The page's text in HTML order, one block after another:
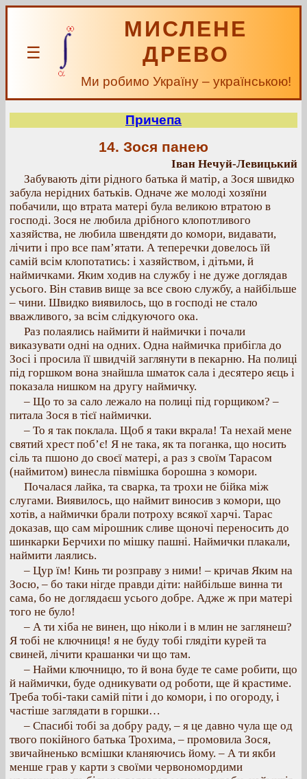
☰
МИСЛЕНЕ
ДРЕВО
Ми робимо Україну – українською!
Причепа
14. Зося панею
Іван Нечуй-Левицький
Забувають діти рідного батька й матір, а Зося швидко
забула нерідних батьків. Одначе же молоді хозяїни
побачили, що втрата матері була великою втратою в
господі. Зося не любила дрібного клопотливого
хазяйства, не любила швендяти до комори, видавати,
лічити і про все пам’ятати. А теперечки довелось їй
самій всім клопотатись: і хазяйством, і дітьми, й
наймичками. Яким ходив на службу і не дуже доглядав
усього. Він ставив вище за все свою службу, а найбільше
– чини. Швидко виявилось, що в господі не стало
вважливого, за всім слідкуючого ока.
Раз полаялись наймити й наймички і почали
виказувати одні на одних. Одна наймичка прибігла до
Зосі і просила її швидчій заглянути в пекарню. На полиці
під горшком вона знайшла шматок сала і десятеро яєць і
показала нишком на другу наймичку.
– Що то за сало лежало на полиці під горщиком? –
питала Зося в тієї наймички.
– То я так поклала. Щоб я таки вкрала! Та нехай мене
святий хрест поб’є! Я не така, як та поганка, що носить
сіль та пшоно до своєї матері, а раз з своїм Тарасом
(наймитом) винесла півмішка борошна з комори.
Почалася лайка, та сварка, та трохи не бійка між
слугами. Виявилось, що наймит виносив з комори, що
хотів, а наймички брали потроху всякої харчі. Тарас
доказав, що сам мірошник сливе щоночі переносить до
шинкарки Берчихи по мішку пашні. Наймички плакали,
наймити лаялись.
– Цур їм! Кинь ти розправу з ними! – кричав Яким на
Зосю, – бо таки нігде правди діти: найбільше винна ти
сама, бо не доглядаєш усього добре. Адже ж при матері
того не було!
– А ти хіба не винен, що ніколи і в млин не заглянеш?
Я тобі не ключниця! я не буду тобі глядіти курей та
свиней, лічити крашанки чи що там.
– Найми ключницю, то й вона буде те саме робити, що
й наймички, буде одникувати од роботи, ще й крастиме.
Треба тобі-таки самій піти і до комори, і по огороду, і
частіше заглядати в горшки…
– Спасибі тобі за добру раду, – я це давно чула ще од
твого покійного батька Трохима, – промовила Зося,
звичайненько всмішки кланяючись йому. – А ти якби
менше грав у карти з своїми червономордими